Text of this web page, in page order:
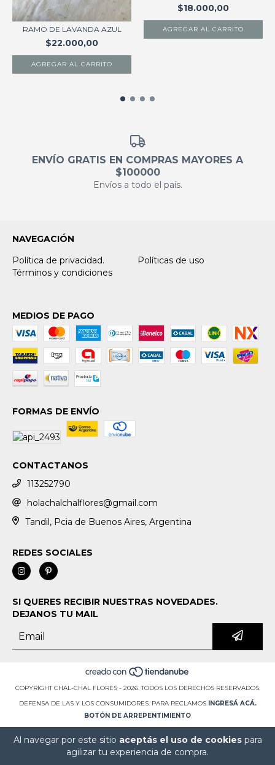
Al navegar por este sitio aceptás el uso de cookiespara
agilizar tu experiencia de compra.
RAMO DE LAVANDA AZUL
$22.000,00
$18.000,00
ENVÍO GRATIS EN COMPRAS MAYORES A
$100000
Envíos a todo el país.
NAVEGACIÓN
Política de privacidad.
Términos y condiciones
Políticas de uso
MEDIOS DE PAGO
FORMAS DE ENVÍO
CONTACTANOS
113252790
holachalchalflores@gmail.com
Tandil, Pcia de Buenos Aires, Argentina
REDES SOCIALES
SI QUERES RECIBIR NUESTRAS NOVEDADES.
DEJANOS TU MAIL
COPYRIGHT CHAL-CHAL FLORES - 2026. TODOS LOS DERECHOS RESERVADOS.
DEFENSA DE LAS Y LOS CONSUMIDORES. PARA RECLAMOS INGRESÁ ACÁ.
BOTÓN DE ARREPENTIMIENTO